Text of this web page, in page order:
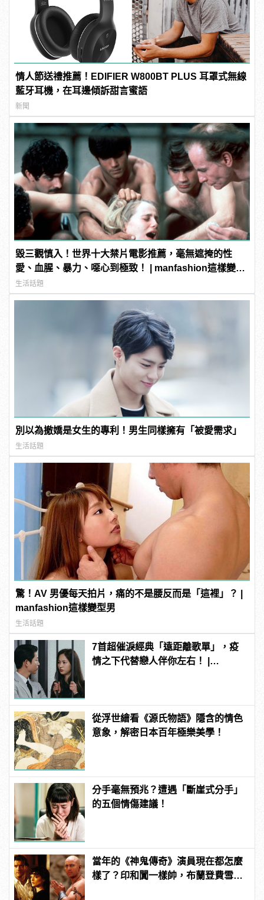
情人節送禮推薦！EDIFIER W800BT PLUS 耳罩式無線
藍牙耳機，在耳邊傾訴甜言蜜語
新聞
毀三觀慎入！世界十大禁片電影推薦，毫無遮掩的性
愛、血腥、暴力、噁心到極致！ | manfashion這樣變型
男
生活話題
別以為撤嬌是女生的專利！男生同樣擁有「被愛需求」
生活話題
驚！AV 男優每天拍片，痛的不是腰反而是「這裡」？ |
manfashion這樣變型男
生活話題
7首超催淚經典「遠距離歌單」，疫
情之下代替戀人伴你左右！ |
從浮世繪看《源氏物語》隱含的情色
意象，解密日本百年極樂美學！
分手毫無預兆？遭遇「斷崖式分手」
的五個情傷建議！
當年的《神鬼傳奇》演員現在都怎麼
樣了？印和闐一樣帥，布蘭登費雪大